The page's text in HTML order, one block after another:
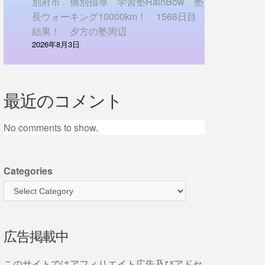
長ウォーキング10000km！ 1566日目
結果！ 夕方の塾周辺
2026年8月3日
最近のコメント
No comments to show.
Categories
広告掲載中